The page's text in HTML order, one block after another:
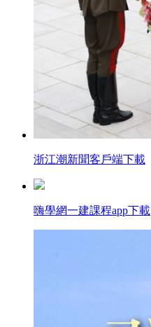
浙江潮新聞客戶端下載
嗨學網一建課程app下載